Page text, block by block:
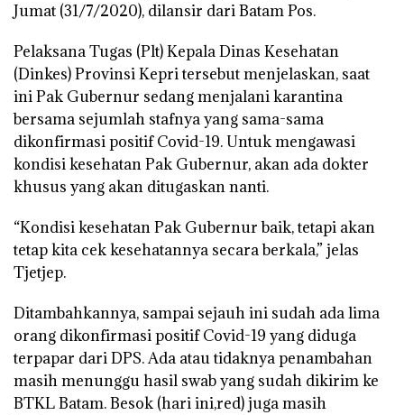
Jumat (31/7/2020), dilansir dari Batam Pos.
Pelaksana Tugas (Plt) Kepala Dinas Kesehatan
(Dinkes) Provinsi Kepri tersebut menjelaskan, saat
ini Pak Gubernur sedang menjalani karantina
bersama sejumlah stafnya yang sama-sama
dikonfirmasi positif Covid-19. Untuk mengawasi
kondisi kesehatan Pak Gubernur, akan ada dokter
khusus yang akan ditugaskan nanti.
“Kondisi kesehatan Pak Gubernur baik, tetapi akan
tetap kita cek kesehatannya secara berkala,” jelas
Tjetjep.
Ditambahkannya, sampai sejauh ini sudah ada lima
orang dikonfirmasi positif Covid-19 yang diduga
terpapar dari DPS. Ada atau tidaknya penambahan
masih menunggu hasil swab yang sudah dikirim ke
BTKL Batam. Besok (hari ini,red) juga masih